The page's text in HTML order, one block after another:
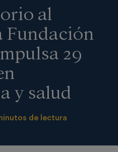
al
Fundación
29
y salud
de lectura